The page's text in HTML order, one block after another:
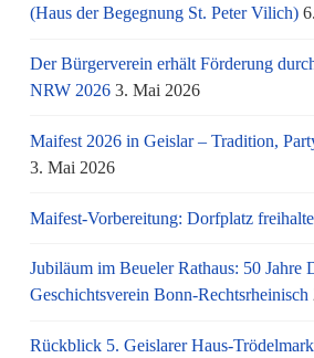
(Haus der Begegnung St. Peter Vilich)
Der Bürgerverein erhält Förderung
NRW 2026 3. Mai 2026
Maifest 2026 in Geislar – Tradition,
3. Mai 2026
Maifest-Vorbereitung: Dorfplatz
Jubiläum im Beueler Rathaus: 50 Jahre
Geschichtsverein Bonn-Rechtsrheinisch
Rückblick 5. Geislarer Haus-